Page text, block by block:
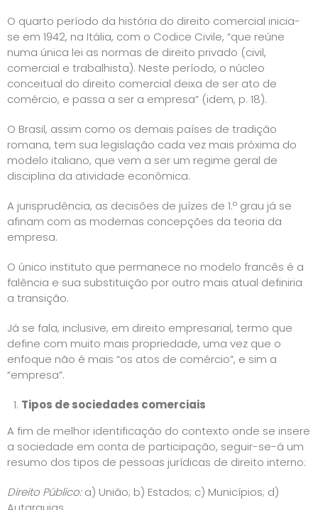
O quarto período da história do direito comercial inicia-
se em 1942, na Itália, com o Codice Civile, “que reúne
numa única lei as normas de direito privado (civil,
comercial e trabalhista). Neste período, o núcleo
conceitual do direito comercial deixa de ser ato de
comércio, e passa a ser a empresa” (idem, p. 18).
O Brasil, assim como os demais países de tradição
romana, tem sua legislação cada vez mais próxima do
modelo italiano, que vem a ser um regime geral de
disciplina da atividade econômica.
A jurisprudência, as decisões de juízes de 1.º grau já se
afinam com as modernas concepções da teoria da
empresa.
O único instituto que permanece no modelo francês é a
falência e sua substituição por outro mais atual definiria
a transição.
Já se fala, inclusive, em direito empresarial, termo que
define com muito mais propriedade, uma vez que o
enfoque não é mais “os atos de comércio”, e sim a
“empresa”.
Tipos de sociedades comerciais
A fim de melhor identificação do contexto onde se insere
a sociedade em conta de participação, seguir-se-á um
resumo dos tipos de pessoas jurídicas de direito interno:
Direito Público:a) União; b) Estados; c) Municípios; d)